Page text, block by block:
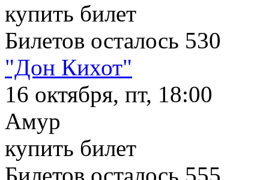
купить билет
Билетов осталось 530
"Дон Кихот"
16 октября, пт, 18:00
Амур
купить билет